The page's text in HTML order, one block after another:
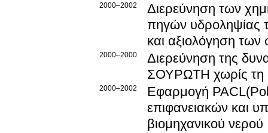
2000–2002
Διερεύνηση των
πηγών υδροληψίας
και αξιολόγηση
2000–2000
Διερεύνηση της
ΣΟΥΡΩΤΗ χωρίς τη
2000–2002
Εφαρμογή
επιφανειακών και
βιομηχανικού νερού